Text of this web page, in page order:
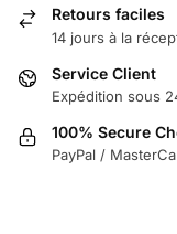
Retours faciles
14 jours à la
Service Client
Expédition sous
100% Secure
PayPal /